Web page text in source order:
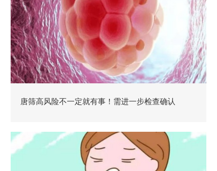
唐筛高风险不一定就有事！需进一步检查确认